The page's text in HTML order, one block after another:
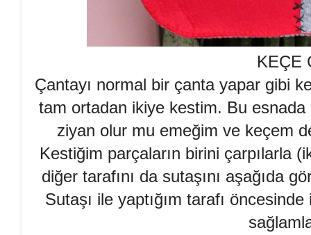
KEÇE
Çantayı normal bir çanta yapar gibi
tam ortadan ikiye kestim. Bu
ziyan olur mu emeğim ve keçem
Kestiğim parçaların birini çarpılarla
diğer tarafını da sutaşını aşağıda
Sutaşı ile yaptığım tarafı